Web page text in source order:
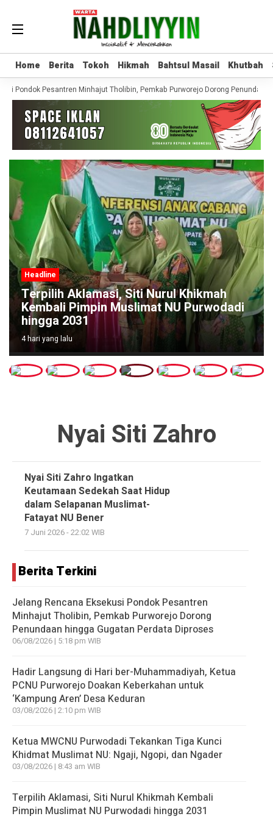
Home Berita Tokoh Hikmah Bahtsul Masail Khutbah
Home Berita Tokoh Hikmah Bahtsul Masail Khutbah
Pondok Pesantren Minhajut Tholibin, Pemkab Purworejo Dorong Penundaan
Headline
Terpilih Aklamasi, Siti Nurul Khikmah
Kembali Pimpin Muslimat NU Purwodadi
hingga 2031
4 hari yang lalu
Nyai Siti Zahro
Nyai Siti Zahro Ingatkan
Keutamaan Sedekah Saat Hidup
dalam Selapanan Muslimat-
Fatayat NU Bener
7 Juni 2026 - 22:02 WIB
Berita Terkini
Jelang Rencana Eksekusi Pondok Pesantren
Minhajut Tholibin, Pemkab Purworejo Dorong
Penundaan hingga Gugatan Perdata Diproses
06/08/2026 | 5:18 pm WIB
Hadir Langsung di Hari ber-Muhammadiyah, Ketua
PCNU Purworejo Doakan Keberkahan untuk
‘Kampung Aren’ Desa Keduran
03/08/2026 | 2:10 pm WIB
Ketua MWCNU Purwodadi Tekankan Tiga Kunci
Khidmat Muslimat NU: Ngaji, Ngopi, dan Ngader
03/08/2026 | 8:43 am WIB
Terpilih Aklamasi, Siti Nurul Khikmah Kembali
Pimpin Muslimat NU Purwodadi hingga 2031